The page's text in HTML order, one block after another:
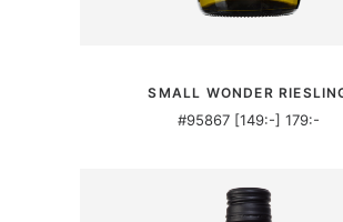
SMALL WONDER
#95867 [149:-] 179:-